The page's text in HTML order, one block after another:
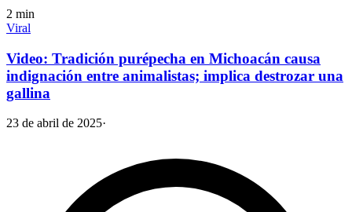
2 min
Viral
Video: Tradición purépecha en Michoacán causa
indignación entre animalistas; implica destrozar una
gallina
23 de abril de 2025·